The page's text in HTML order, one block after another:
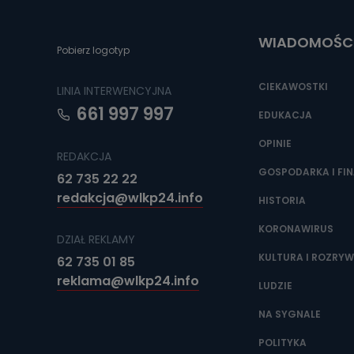
Jakie
Państwa (lub
źródeł
oraz partnerzy
Jak
Można to
Pobierz logotyp
LINIA INTERWENCYJNA
661 997 997
REDAKCJA
62 735 22 22
redakcja@wlkp24.info
DZIAŁ REKLAMY
62 735 01 85
reklama@wlkp24.info
CIEKAWOSTKI
EDUKACJA
OPINIE
GOSPODARKA I
HISTORIA
KORONAWIRUS
KULTURA I
LUDZIE
NA SYGNALE
POLITYKA